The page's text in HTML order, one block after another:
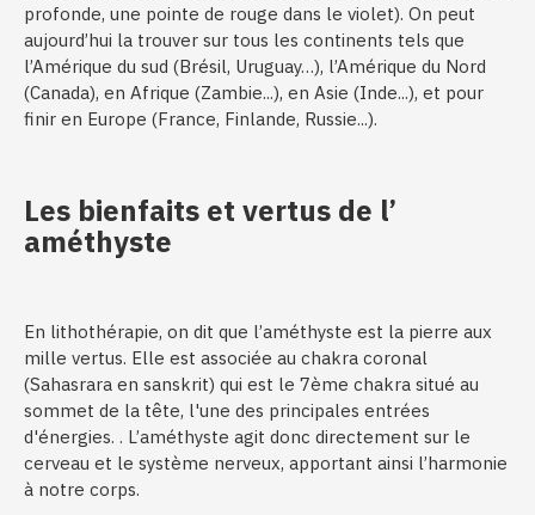
profonde, une pointe de rouge dans le violet). On peut
aujourd’hui la trouver sur tous les continents tels que
l’Amérique du sud (Brésil, Uruguay…), l’Amérique du Nord
(Canada), en Afrique (Zambie...), en Asie (Inde...), et pour
finir en Europe (France, Finlande, Russie...).
Les bienfaits et vertus de l’
améthyste
En lithothérapie, on dit que l’améthyste est la pierre aux
mille vertus. Elle est associée au chakra coronal
(Sahasrara en sanskrit) qui est le 7ème chakra situé au
sommet de la tête, l'une des principales entrées
d'énergies. . L’améthyste agit donc directement sur le
cerveau et le système nerveux, apportant ainsi l’harmonie
à notre corps.